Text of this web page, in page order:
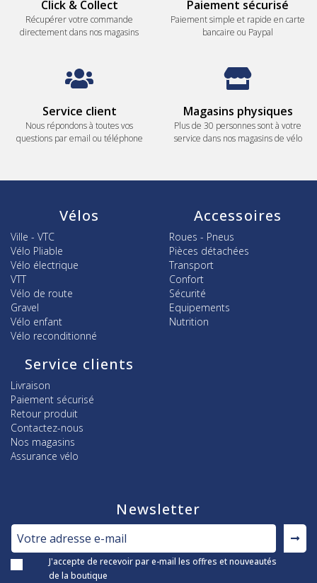
Click & Collect
Récupérer votre commande
directement dans nos magasins
Paiement sécurisé
Paiement simple et rapide en carte
bancaire ou Paypal
Service client
Nous répondons à toutes vos
questions par email ou téléphone
Magasins physiques
Plus de 30 personnes sont à votre
service dans nos magasins de vélo
Vélos
Ville - VTC
Vélo Pliable
Vélo électrique
VTT
Vélo de route
Gravel
Vélo enfant
Vélo reconditionné
Accessoires
Roues - Pneus
Pièces détachées
Transport
Confort
Sécurité
Equipements
Nutrition
Service clients
Livraison
Paiement sécurisé
Retour produit
Contactez-nous
Nos magasins
Assurance vélo
Newsletter
J'accepte de recevoir par e-mail les offres et nouveautés
de la boutique